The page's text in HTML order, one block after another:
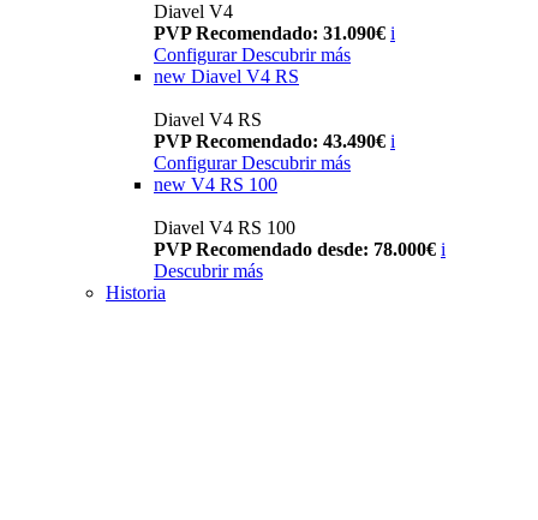
Diavel V4
PVP Recomendado: 31.090€ i
Configurar Descubrir más
new Diavel V4 RS
Diavel V4 RS
PVP Recomendado: 43.490€ i
Configurar Descubrir más
new V4 RS 100
Diavel V4 RS 100
PVP Recomendado desde: 78.000€ i
Descubrir más
Historia